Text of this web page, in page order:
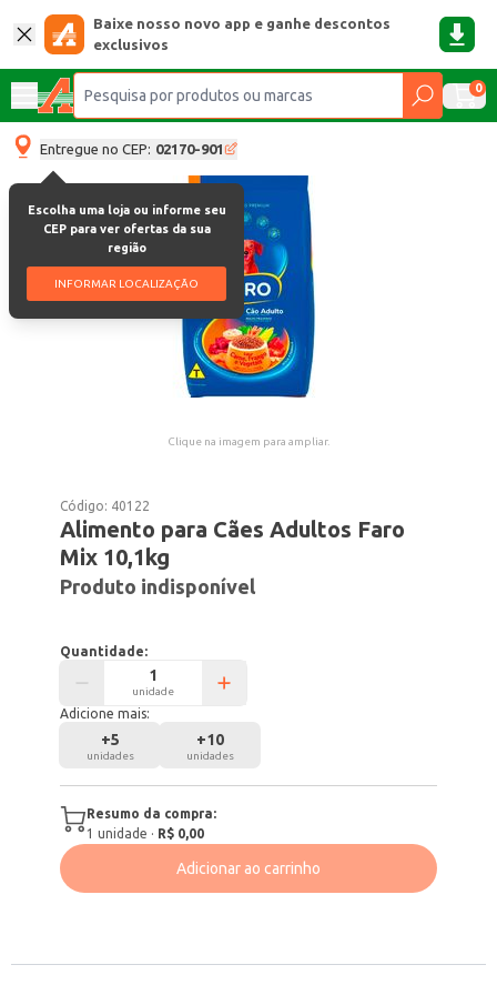
Baixe nosso novo app e ganhe descontos
exclusivos
0
Entregue no CEP: 02170-901
Escolha uma loja ou informe seu
CEP para ver ofertas da sua
região
INFORMAR LOCALIZAÇÃO
Clique na imagem para ampliar.
Código: 40122
Alimento para Cães Adultos Faro
Mix 10,1kg
Produto indisponível
Quantidade:
unidade
Adicione mais:
+5
unidades
+10
unidades
Resumo da compra:
1 unidade · R$ 0,00
Adicionar ao carrinho